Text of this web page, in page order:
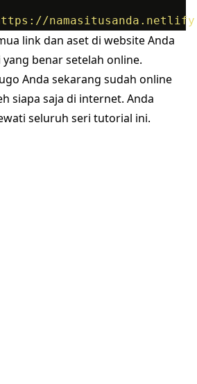
link dan aset di website Anda
benar setelah online.
Anda sekarang sudah online
siapa saja di internet. Anda
seluruh seri tutorial ini.